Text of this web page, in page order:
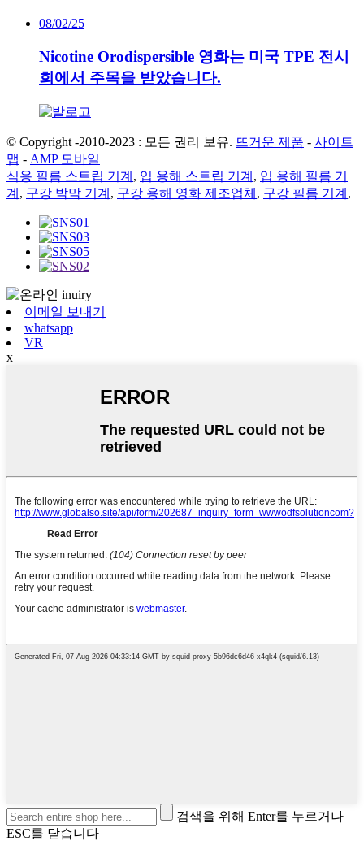
08/02/25
Nicotine Orodispersible 영화는 미국 TPE 전시
회에서 주목을 받았습니다.
© Copyright -2010-2023 : 모든 권리 보유. 뜨거운 제품 - 사이트
맵 - AMP 모바일
식용 필름 스트립 기계 , 입 용해 스트립 기계 , 입 용해 필름 기
계 , 구강 박막 기계 , 구강 용해 영화 제조업체 , 구강 필름 기계 ,
이메일 보내기
whatsapp
VR
x
검색을 위해 Enter를 누르거나
ESC를 닫습니다